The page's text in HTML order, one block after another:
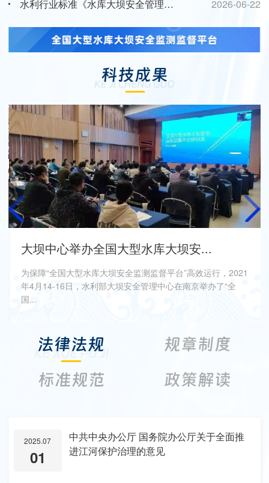
水利行业标准《水库大坝安全管理应急预案编制技术导则》颁布实施
2026-06-22
东盟国家大坝安全保障体系建设与...
2021年4月16日，亚洲合作基金-东盟国家大坝安全保障体系
建设与示范项目研讨会在南科院召开。水利部国科司钟勇二级
巡视员...
2025.07
01
中共中央办公厅 国务院办公厅关于全面推
进江河保护治理的意见